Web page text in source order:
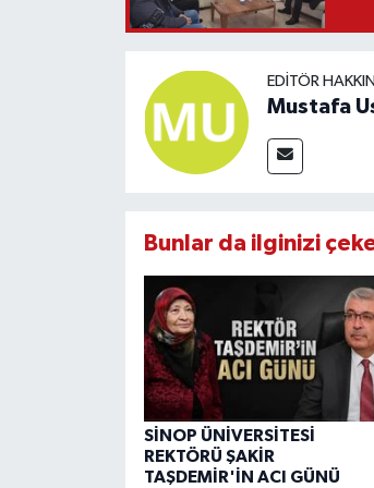
EDITÖR
Mustafa
Bunlar da ilginizi
SİNOP ÜNİVERSİTESİ
REKTÖRÜ ŞAKİR
TAŞDEMİR'İN ACI GÜNÜ